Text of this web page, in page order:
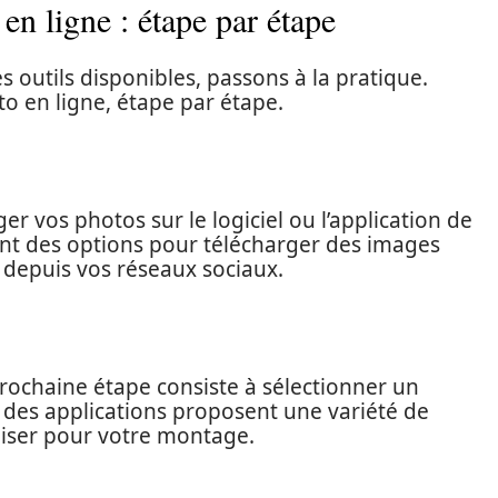
ligne : étape par étape
outils disponibles, passons à la pratique.
en ligne, étape par étape.
vos photos sur le logiciel ou l’application de
des options pour télécharger des images
vos réseaux sociaux.
étape consiste à sélectionner un
applications proposent une variété de
pour votre montage.